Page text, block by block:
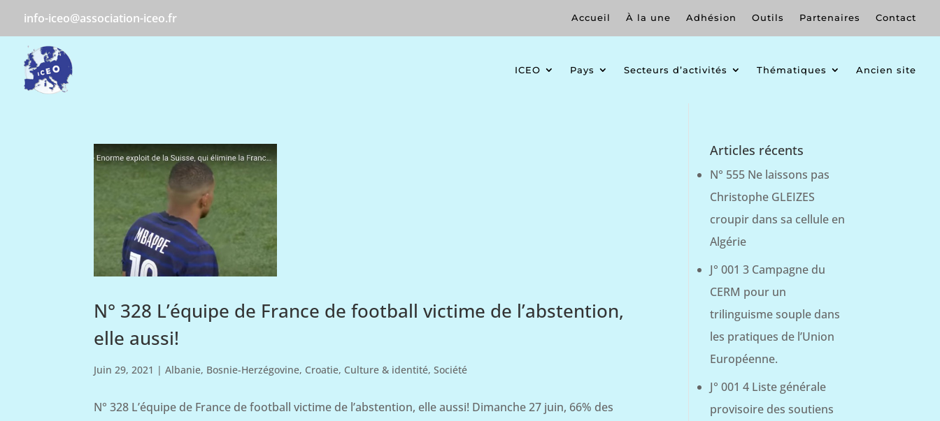
info-iceo@association-iceo.fr Accueil À la une Adhésion Outils Partenaires Contact
ICEO Pays Secteurs d’activités Thématiques Ancien site
N° 328 L’équipe de France de football victime de l’abstention,
elle aussi!
Juin 29, 2021 |Albanie, Bosnie-Herzégovine, Croatie, Culture & identité,Société
N° 328 L’équipe de France de football victime de l’abstention, elle aussi! Dimanche 27 juin, 66% des
Articles récents
N° 555 Ne laissons pas
Christophe GLEIZES
croupir dans sa cellule en
Algérie
J° 001 3 Campagne du
CERM pour un
trilinguisme souple dans
les pratiques de l’Union
Européenne.
J° 001 4 Liste générale
provisoire des soutiens